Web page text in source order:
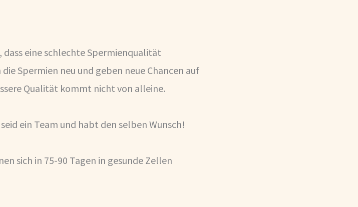
dass eine schlechte Spermienqualität
Spermien neu und geben neue Chancen auf
Qualität kommt nicht von alleine.
ein Team und habt den selben Wunsch!
sich in 75-90 Tagen in gesunde Zellen